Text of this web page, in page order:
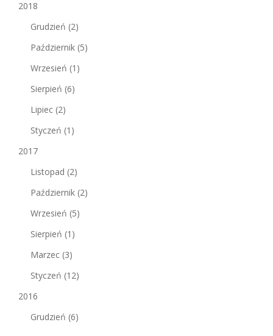
2018
Grudzień (2)
Październik (5)
Wrzesień (1)
Sierpień (6)
Lipiec (2)
Styczeń (1)
2017
Listopad (2)
Październik (2)
Wrzesień (5)
Sierpień (1)
Marzec (3)
Styczeń (12)
2016
Grudzień (6)